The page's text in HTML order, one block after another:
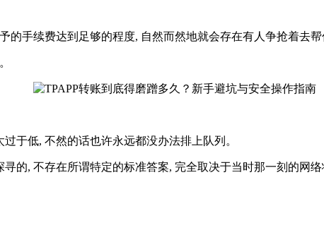
手续费达到足够的程度, 自然而然地就会存在有人争抢着去帮
于低, 不然的话也许永远都没办法排上队列。
的, 不存在所谓特定的标准答案, 完全取决于当时那一刻的网